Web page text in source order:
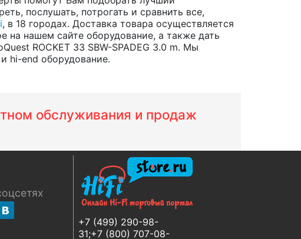
послушать, потрогать и сравнить все,
, в 18 городах. Доставка товара осуществляется
на нашем сайте оборудование, а также дать
ROCKET 33 SBW-SPADEG 3.0 m. Мы
hi-end оборудование.
обслуживания и продаж
+7 (499) 290-98-
31;+7 (800) 707-08-